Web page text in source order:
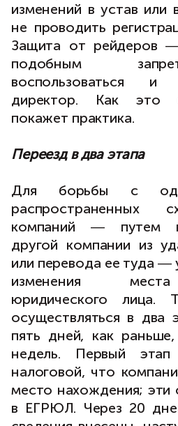
изменений в устав
не проводить
Защита от рейдеров
подобным
воспользоваться и
директор. Как это
покажет практика.
Переезд в два этапа
Для борьбы с
распространенных
компаний ― путем
другой компании из
или перевода ее туда
изменения
юридического лица.
осуществляться в два
пять дней, как
недель. Первый
налоговой, что
место нахождения; эти
в ЕГРЮЛ. Через 20